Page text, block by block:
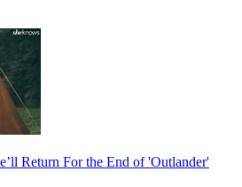
Return For the End of 'Outlander'